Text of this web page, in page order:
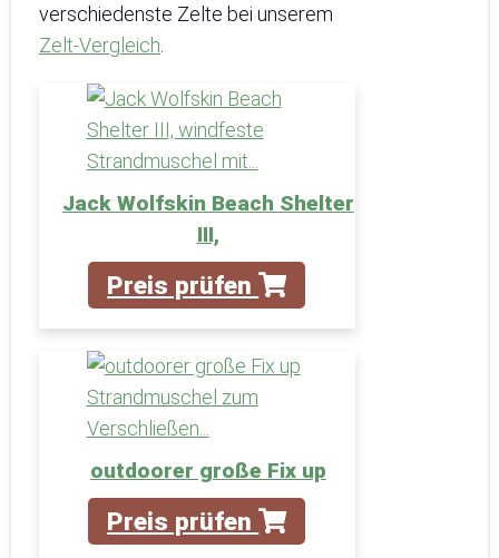
verschiedenste Zelte bei unserem
Zelt-Vergleich.
Jack Wolfskin Beach Shelter
III,
Preis prüfen
outdoorer große Fix up
Preis prüfen